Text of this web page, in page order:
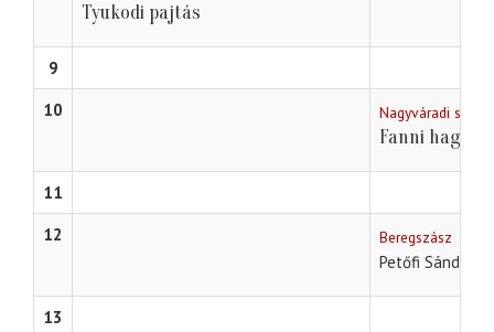
Tyukodi pajtás
9
10
Nagyváradi
Fanni
11
12
Beregszász
Petőfi Sándor
13